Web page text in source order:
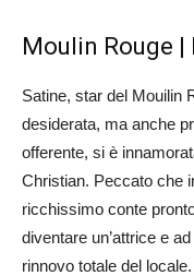
Moulin Rouge |
Satine, star del Mouilin
desiderata, ma anche
offerente, si è
Christian. Peccato che
ricchissimo conte
diventare un’attrice e
rinnovo totale del